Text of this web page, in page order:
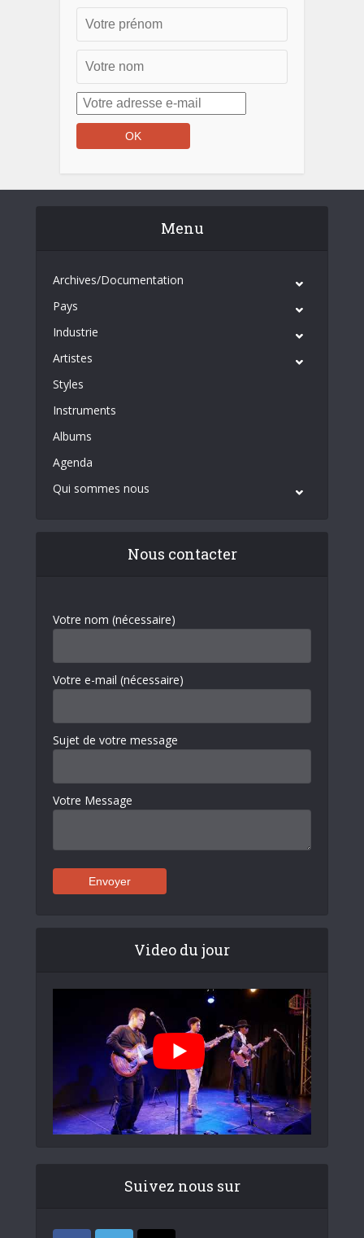
Menu
Archives/Documentation
Pays
Industrie
Artistes
Styles
Instruments
Albums
Agenda
Qui sommes nous
Nous contacter
Votre nom (nécessaire)
Votre e-mail (nécessaire)
Sujet de votre message
Votre Message
Video du jour
Suivez nous sur